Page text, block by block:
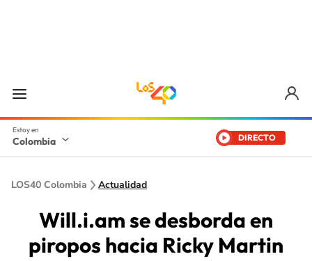
Colombia DIRECTO
LOS40 Colombia Actualidad
Will.i.am se desborda en
piropos hacia Ricky Martin